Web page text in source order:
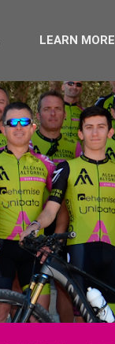
LEARN MORE